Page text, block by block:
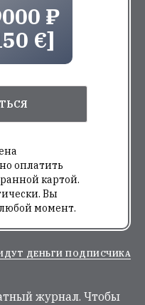
₽
€]
оплатить
картой.
Вы
момент.
ДЕНЬГИ ПОДПИСЧИКА
журнал. Чтобы